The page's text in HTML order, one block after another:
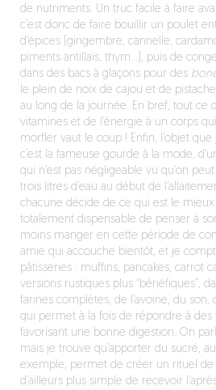
de nutriments. Un truc facile à faire
c’est donc de faire bouillir un poulet
d’épices (gingembre, cannelle,
piments antillais, thym…), puis de
dans des bacs à glaçons pour des
le plein de noix de cajou et de
au long de la journée. En bref, tout ce
vitamines et de l’énergie à un corps
morfler vaut le coup ! Enfin, l’objet que
c’est la fameuse gourde à la mode,
qui n’est pas négligeable vu qu’on
trois litres d’eau au début de
chacune décide de ce qui est le
totalement dispensable de penser à
moins manger en cette période de
amie qui accouche bientôt, et je
pâtisseries : muffins, pancakes, carrot
versions rustiques plus “bénéfiques”,
farines complètes, de l’avoine, du
qui permet à la fois de répondre à des
favorisant une bonne digestion. On
mais je trouve qu’apporter du sucré,
exemple, permet de créer un rituel de
d’ailleurs plus simple de recevoir